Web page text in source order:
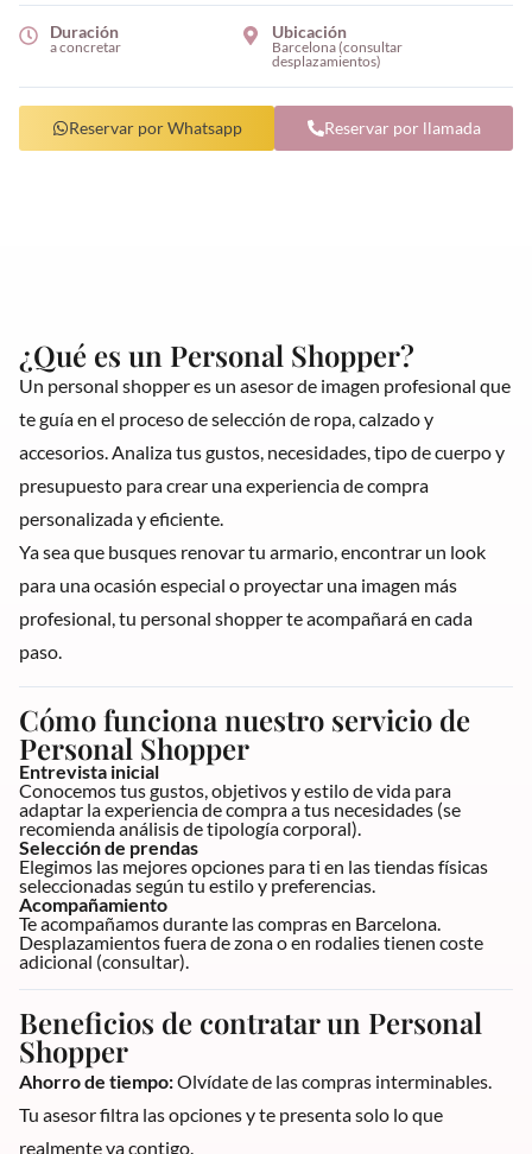
Duración
a concretar
Ubicación
Barcelona (consultar
desplazamientos)
Reservar por Whatsapp Reservar por llamada
¿Qué es un Personal Shopper?
Un personal shopper es un asesor de imagen profesional que
te guía en el proceso de selección de ropa, calzado y
accesorios. Analiza tus gustos, necesidades, tipo de cuerpo y
presupuesto para crear una experiencia de compra
personalizada y eficiente.
Ya sea que busques renovar tu armario, encontrar un look
para una ocasión especial o proyectar una imagen más
profesional, tu personal shopper te acompañará en cada
paso.
Cómo funciona nuestro servicio de
Personal Shopper
Entrevista inicial
Conocemos tus gustos, objetivos y estilo de vida para
adaptar la experiencia de compra a tus necesidades (se
recomienda análisis de tipología corporal).
Selección de prendas
Elegimos las mejores opciones para ti en las tiendas físicas
seleccionadas según tu estilo y preferencias.
Acompañamiento
Te acompañamos durante las compras en Barcelona.
Desplazamientos fuera de zona o en rodalies tienen coste
adicional (consultar).
Beneficios de contratar un Personal
Shopper
Ahorro de tiempo:Olvídate de las compras interminables.
Tu asesor filtra las opciones y te presenta solo lo que
realmente va contigo.